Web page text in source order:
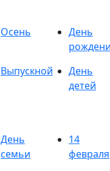
Осень
День
Выпускной
День
детей
День
семьи
14
февраля